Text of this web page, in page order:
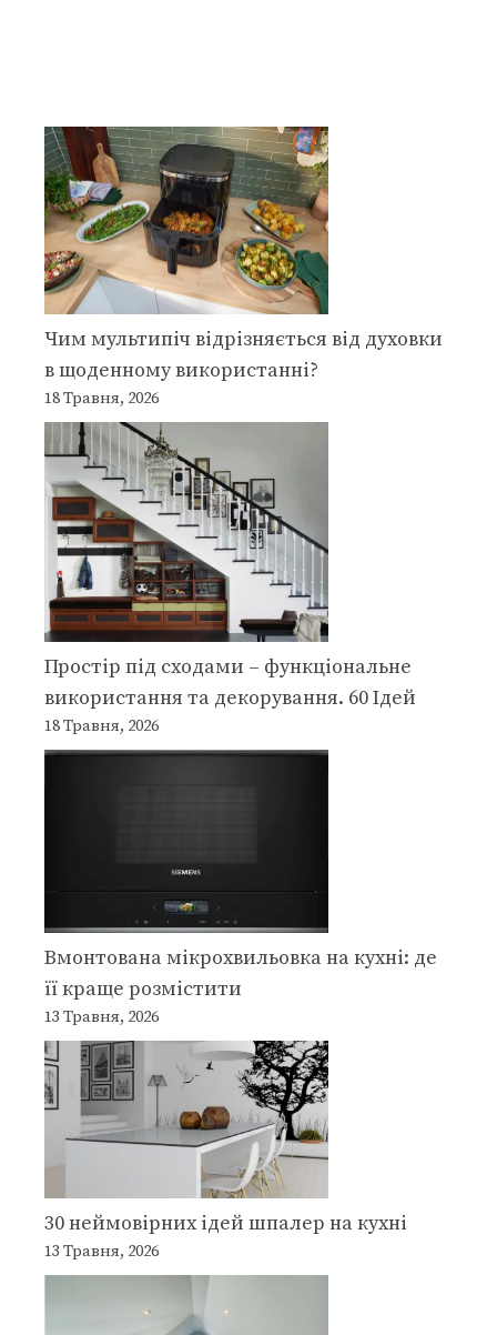
Чим мультипіч відрізняється від духовки
в щоденному використанні?
18 Травня, 2026
Простір під сходами – функціональне
використання та декорування. 60 Ідей
18 Травня, 2026
Вмонтована мікрохвильовка на кухні: де
її краще розмістити
13 Травня, 2026
30 неймовірних ідей шпалер на кухні
13 Травня, 2026